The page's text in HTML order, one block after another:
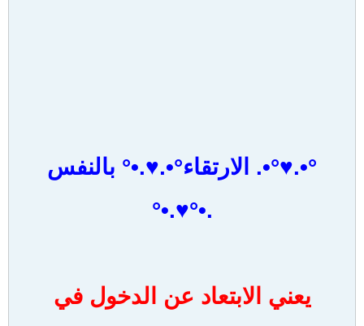
°•.♥°•. الارتقاء°•.♥.•° بالنفس
.•°♥.•°
يعني الابتعاد عن الدخول في